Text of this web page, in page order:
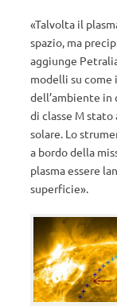
«Talvolta il
spazio, ma
aggiunge
modelli su come
dell’ambiente in
di classe M stato
solare. Lo
a bordo della
plasma essere
superficie».